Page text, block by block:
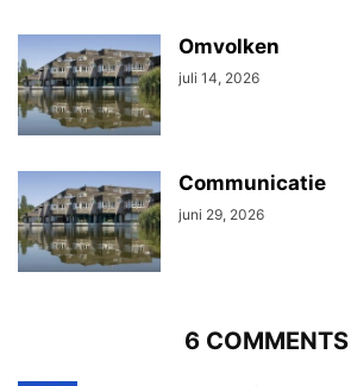
Omvolken
juli 14, 2026
Communicatie
juni 29, 2026
6 COMMENTS